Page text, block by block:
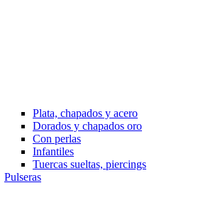
Plata, chapados y acero
Dorados y chapados oro
Con perlas
Infantiles
Tuercas sueltas, piercings
Pulseras